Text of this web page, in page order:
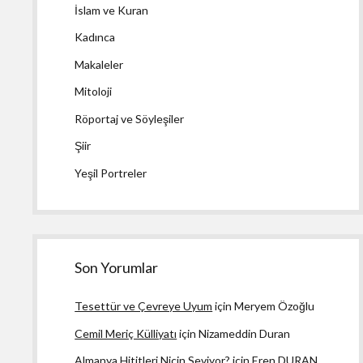
İslam ve Kuran
Kadınca
Makaleler
Mitoloji
Röportaj ve Söyleşiler
Şiir
Yeşil Portreler
Son Yorumlar
Tesettür ve Çevreye Uyum içinMeryem Özoğlu
Cemil Meriç Külliyatı içinNizameddin Duran
Almanya Hititleri Niçin Seviyor? içinEren DURAN